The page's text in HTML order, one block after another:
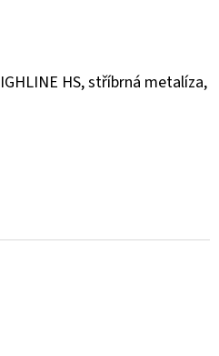
HS, stříbrná metalíza,